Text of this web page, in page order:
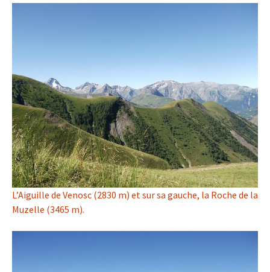
L’Aiguille de Venosc (2830 m) et sur sa gauche, la Roche de la
Muzelle (3465 m).